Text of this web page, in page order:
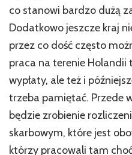
co stanowi bardzo dużą
Dodatkowo jeszcze kraj
przez co dość często
praca na terenie Holandii
wypłaty, ale też i
trzeba pamiętać. Przede
będzie zrobienie
skarbowym, które jest
którzy pracowali tam